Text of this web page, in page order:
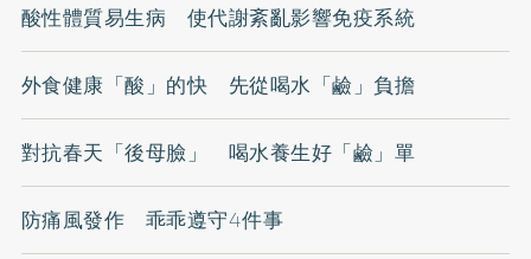
酸性體質易生病 使代謝紊亂影響免疫系統
外食健康「酸」的快 先從喝水「鹼」負擔
對抗春天「後母臉」 喝水養生好「鹼」單
防痛風發作 乖乖遵守4件事